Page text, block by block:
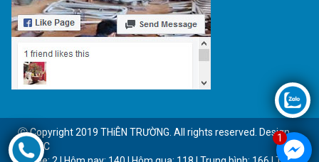
Ⓒ Copyright 2019 THiÊN TRƯỜNG. All rights reserved. Design
by BTC
1